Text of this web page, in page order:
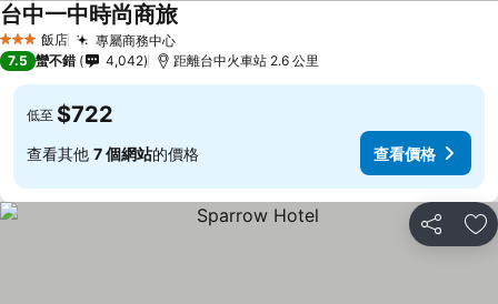
3 星級 飯店 專屬商務中心查看價格
台中一中時尚商旅查看價格
7.5 蠻不錯 4,042 距離台中火車站 2.6 公里
低至 $722
查看其他 7 個網站的價格 查看價格
分享 加